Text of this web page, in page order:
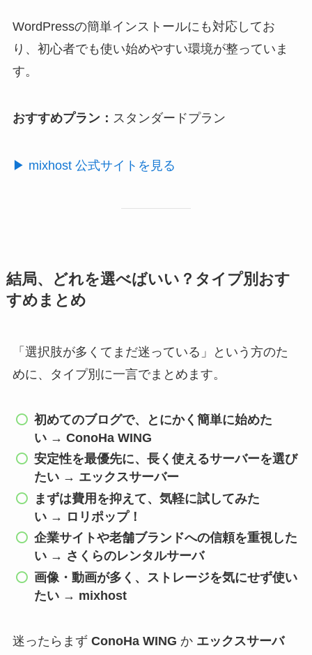
WordPressの簡単インストールにも対応してお
り、初心者でも使い始めやすい環境が整っていま
す。
おすすめプラン： スタンダードプラン
▶ mixhost 公式サイトを見る
結局、どれを選べばいい？タイプ別おす
すめまとめ
「選択肢が多くてまだ迷っている」という方のた
めに、タイプ別に一言でまとめます。
初めてのブログで、とにかく簡単に始めた
い →ConoHa WING
安定性を最優先に、長く使えるサーバーを選び
たい → エックスサーバー
まずは費用を抑えて、気軽に試してみた
い → ロリポップ！
企業サイトや老舗ブランドへの信頼を重視した
い → さくらのレンタルサーバ
画像・動画が多く、ストレージを気にせず使い
たい → mixhost
迷ったらまず ConoHa WING か エックスサーバ